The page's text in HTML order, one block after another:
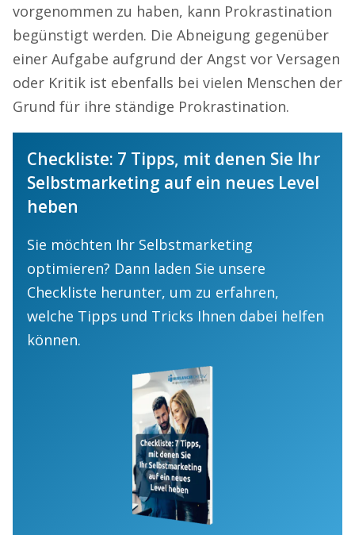
vorgenommen zu haben, kann Prokrastination
begünstigt werden. Die Abneigung gegenüber
einer Aufgabe aufgrund der Angst vor Versagen
oder Kritik ist ebenfalls bei vielen Menschen der
Grund für ihre ständige Prokrastination.
Checkliste: 7 Tipps, mit denen Sie Ihr
Selbstmarketing auf ein neues Level
heben
Sie möchten Ihr Selbstmarketing
optimieren? Dann laden Sie unsere
Checkliste herunter, um zu erfahren,
welche Tipps und Tricks Ihnen dabei helfen
können.